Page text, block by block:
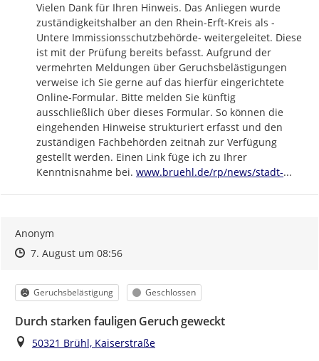
Vielen Dank für Ihren Hinweis. Das Anliegen wurde
zuständigkeitshalber an den Rhein-Erft-Kreis als -
Untere Immissionsschutzbehörde- weitergeleitet. Diese
ist mit der Prüfung bereits befasst. Aufgrund der
vermehrten Meldungen über Geruchsbelästigungen
verweise ich Sie gerne auf das hierfür eingerichtete
Online-Formular. Bitte melden Sie künftig
ausschließlich über dieses Formular. So können die
eingehenden Hinweise strukturiert erfasst und den
zuständigen Fachbehörden zeitnah zur Verfügung
gestellt werden. Einen Link füge ich zu Ihrer
Kenntnisnahme bei. https://
www.bruehl.de/rp/news/stadt-...
Anonym
Zeitpunkt des Erstellens
Zeitpunkt des Erstellens
7. August um 08:56Zur Äußerung
Kategorie
Geruchsbelästigung Status
Geschlossen
Durch starken fauligen Geruch geweckt
Ort
50321 Brühl, Kaiserstraße